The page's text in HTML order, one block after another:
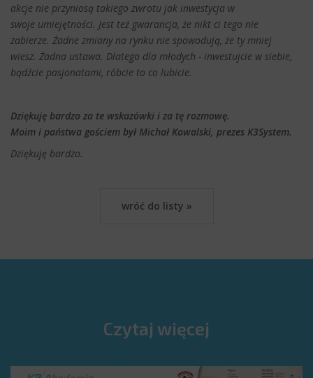
akcje nie przyniosą takiego zwrotu jak inwestycja w
swoje umiejętności. Jest też gwarancja, że nikt ci tego nie
zabierze. Żadne zmiany na rynku nie spowodują, że ty mniej
wiesz. Żadna ustawa. Dlatego dla młodych - inwestujcie w siebie,
bądźcie pasjonatami, róbcie to co lubicie.
Dziękuję bardzo za te wskazówki i za tę rozmowę.
Moim i państwa gościem był Michał Kowalski, prezes K3System.
Dziękuję bardzo.
wróć do listy »
Czytaj więcej